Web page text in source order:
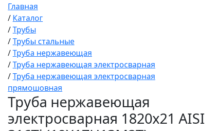
Главная
/ Каталог
/Трубы
/Трубы стальные
/Труба нержавеющая
/Труба нержавеющая электросварная
/Труба нержавеющая электросварная
прямошовная
Труба нержавеющая
электросварная 1820х21 AISI